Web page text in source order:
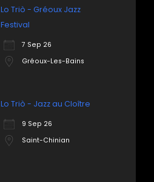
Lo Triò - Gréoux Jazz
Festival
7 Sep 26
Gréoux-Les-Bains
Lo Triò - Jazz au Cloître
9 Sep 26
Saint-Chinian